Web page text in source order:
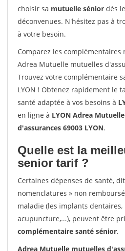
choisir sa mutuelle sénior dès
déconvenues. N'hésitez pas à
à votre besoin.
Comparez les
Adrea Mutuelle mutuelles
Trouvez votre complémentaire
LYON ! Obtenez rapidement le
santé adaptée à vos besoins à
en ligne à LYON Adrea
d'assurances 69003 LYON.
Quelle est la
senior tarif ?
Certaines dépenses de santé,
nomenclatures » non
maladie (les implants dentaires,
acupuncture,...), peuvent être
complémentaire santé sénior.
Adrea Mutuelle mutuelles